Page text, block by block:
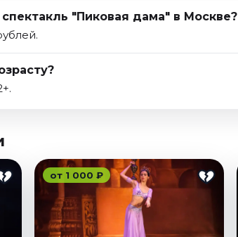
"Пиковая дама" в Москве?
от 1 000 ₽